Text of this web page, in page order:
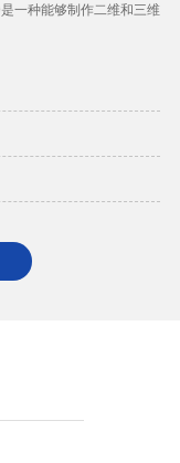
一种能够制作二维和三维